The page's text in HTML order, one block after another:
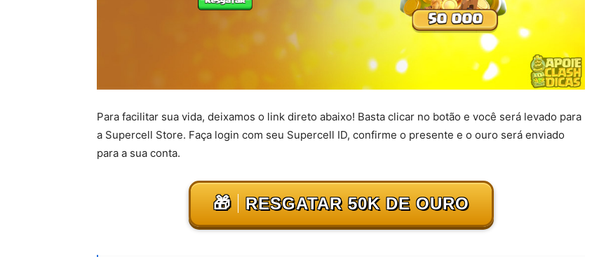
Para facilitar sua vida, deixamos o link direto abaixo! Basta clicar no botão e você será levado para
a Supercell Store. Faça login com seu Supercell ID, confirme o presente e o ouro será enviado
para a sua conta.
🎁 RESGATAR 50K DE OURO